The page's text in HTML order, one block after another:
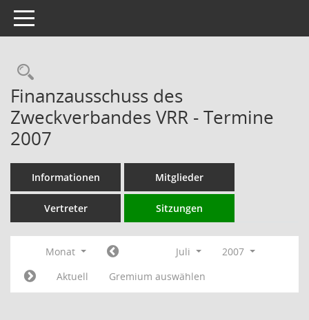
Toggle navigation
Rechercheauswahl
Finanzausschuss des
Zweckverbandes VRR - Termine
2007
Informationen Mitglieder
Vertreter Sitzungen
Monat Juli
2007
Aktuell
Gremium auswählen